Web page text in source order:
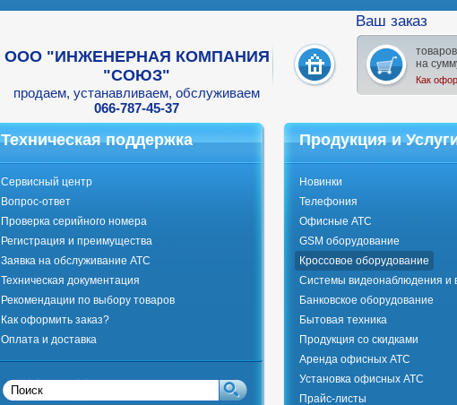
ООО "ИНЖЕНЕРНАЯ КОМПАНИЯ
"СОЮЗ"
продаем, устанавливаем, обслуживаем
066-787-45-37
Ваш заказ
на
Как
Техническая поддержка Продукция и
Сервисный центр
Вопрос-ответ
Проверка серийного номера
Регистрация и преимущества
Заявка на обслуживание АТС
Техническая документация
Рекомендации по выбору товаров
Как оформить заказ?
Оплата и доставка
Новинки
Телефония
Офисные АТС
GSM оборудование
Кроссовое оборудование
Системы видеонаблюдения и
Банковское оборудование
Бытовая техника
Продукция со скидками
Аренда офисных АТС
Установка офисных АТС
Прайс-листы